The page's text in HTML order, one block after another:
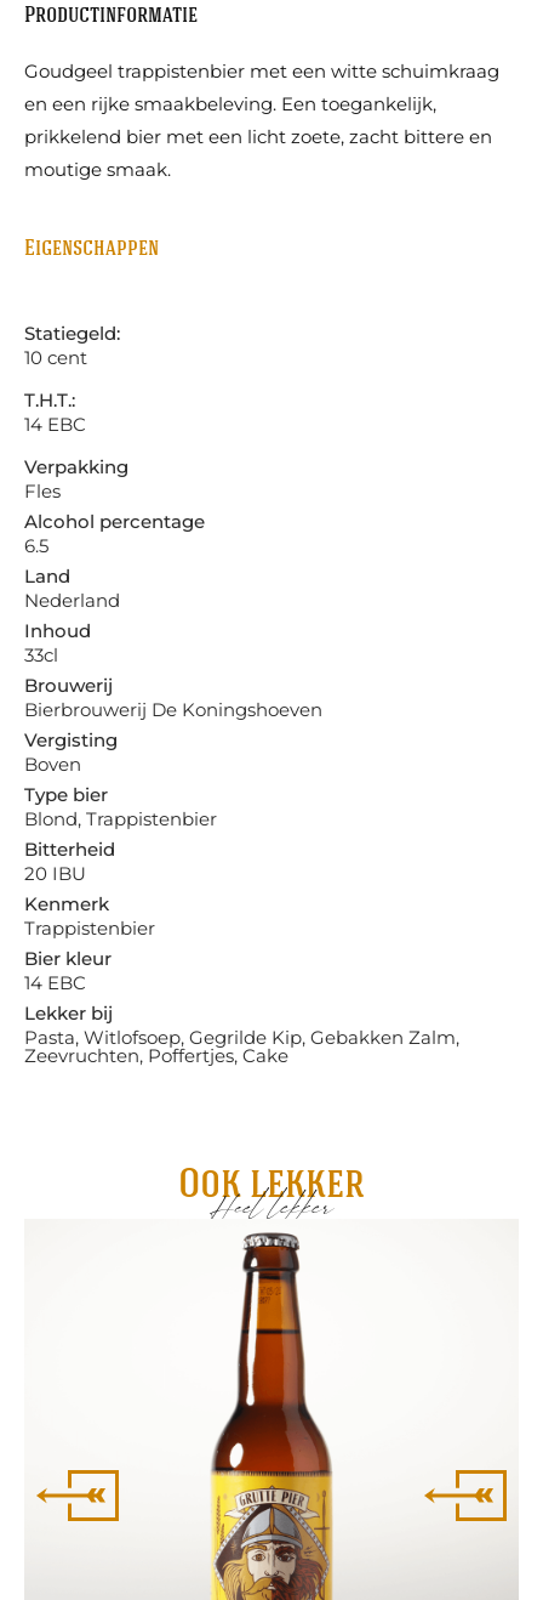
Productinformatie
Goudgeel trappistenbier met een witte schuimkraag
en een rijke smaakbeleving. Een toegankelijk,
prikkelend bier met een licht zoete, zacht bittere en
moutige smaak.
Eigenschappen
Statiegeld:
10 cent
T.H.T.:
14 EBC
Verpakking
Fles
Alcohol percentage
6.5
Land
Nederland
Inhoud
33cl
Brouwerij
Bierbrouwerij De Koningshoeven
Vergisting
Boven
Type bier
Blond, Trappistenbier
Bitterheid
20 IBU
Kenmerk
Trappistenbier
Bier kleur
14 EBC
Lekker bij
Pasta, Witlofsoep, Gegrilde Kip, Gebakken Zalm,
Zeevruchten, Poffertjes, Cake
Ook lekker
Heel lekker